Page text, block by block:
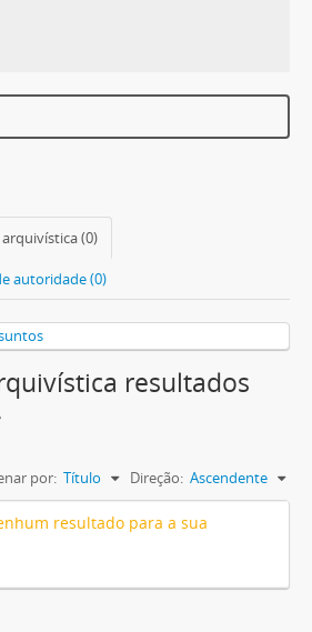
(0)
autoridade (0)
resultados
por: Título Direção: Ascendente
resultado para a sua